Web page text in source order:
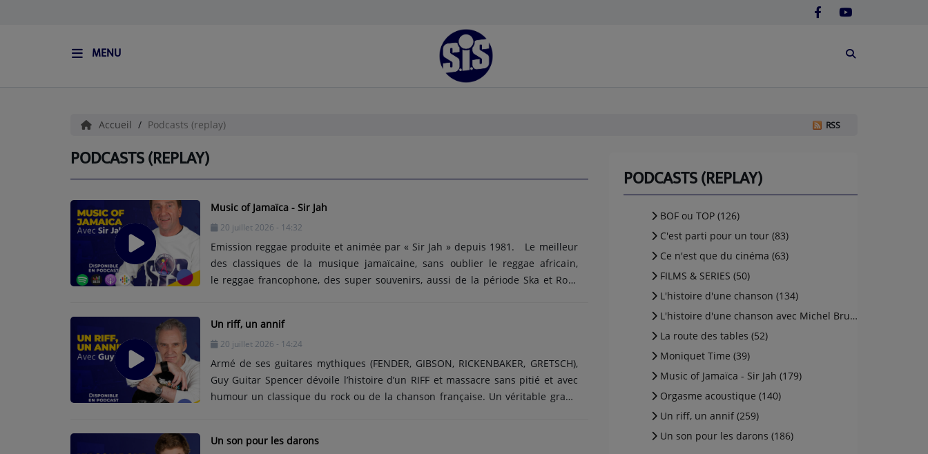
MENU
PODCASTS (CATALOGUE)
CONTACTEZ-NOUS
A PROPOS DE NOUS
Accueil Podcasts (replay) RSS
PODCASTS (REPLAY)
Music of Jamaïca - Sir Jah
20 juillet 2026 - 14:32
Emission reggae produite et animée par « Sir Jah » depuis 1981. Le meilleur
des classiques de la musique jamaïcaine, sans oublier le reggae africain,
le reggae francophone, des super souvenirs, aussi de la période Ska et Rock
Un riff, un annif
20 juillet 2026 - 14:24
Armé de ses guitares mythiques (FENDER, GIBSON, RICKENBAKER, GRETSCH),
Guy Guitar Spencer dévoile l’histoire d’un RIFF et massacre sans pitié et avec
humour un classique du rock ou de la chanson française. Un véritable grand
Un son pour les darons
PODCASTS (REPLAY)
BOF ou TOP (126)
C'est parti pour un tour (83)
Ce n'est que du cinéma (63)
FILMS & SERIES (50)
L'histoire d'une chanson (134)
L'histoire d'une chanson avec Michel Brunelli (aka (5)
La route des tables (52)
Moniquet Time (39)
Music of Jamaïca - Sir Jah (179)
Orgasme acoustique (140)
Un riff, un annif (259)
Un son pour les darons (186)